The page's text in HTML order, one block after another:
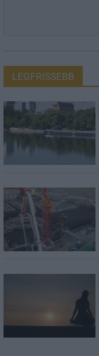
LEGFRISSEBB